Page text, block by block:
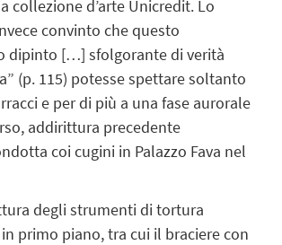
collezione d’arte Unicredit. Lo
convinto che questo
dipinto […] sfolgorante di verità
” (p. 115) potesse spettare soltanto
e per di più a una fase aurorale
addirittura precedente
coi cugini in Palazzo Fava nel
degli strumenti di tortura
primo piano, tra cui il braciere con